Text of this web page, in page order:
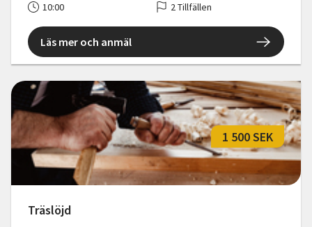
10:00
2 Tillfällen
Läs mer och anmäl
Träslöjd
1 500 SEK